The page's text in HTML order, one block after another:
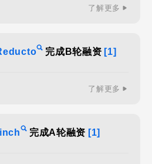
了解更多
完成B轮融资 [1]
了解更多
完成A轮融资 [1]